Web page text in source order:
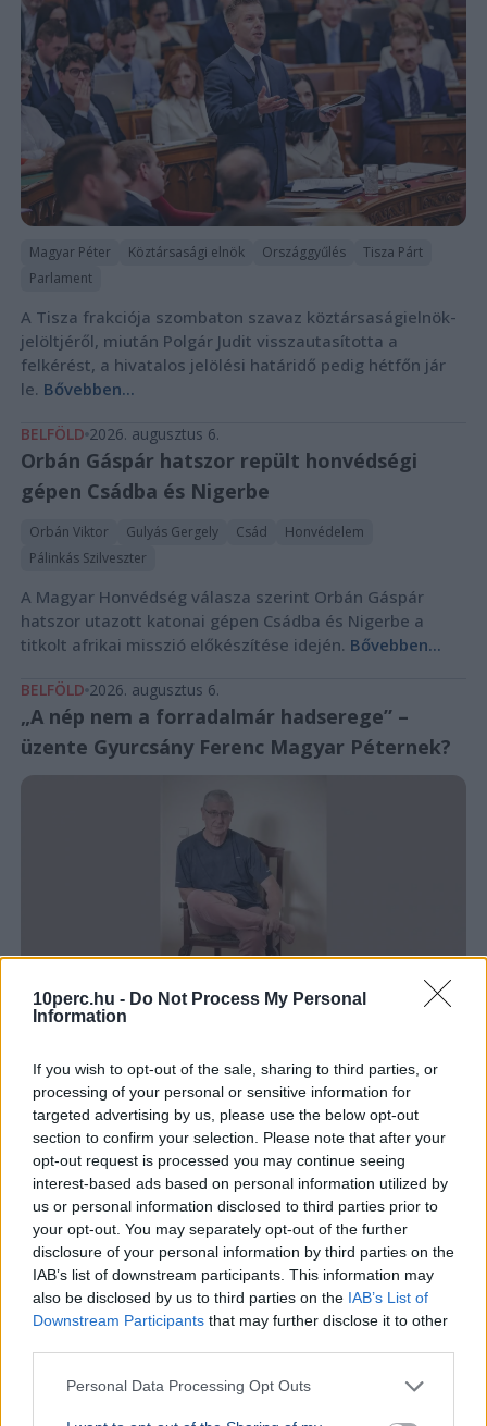
10perc.hu - Do Not Process My Personal
Information
If you wish to opt-out of the sale, sharing to third parties, or
processing of your personal or sensitive information for
targeted advertising by us, please use the below opt-out
section to confirm your selection. Please note that after your
opt-out request is processed you may continue seeing
interest-based ads based on personal information utilized by
us or personal information disclosed to third parties prior to
your opt-out. You may separately opt-out of the further
disclosure of your personal information by third parties on the
IAB’s list of downstream participants. This information may
also be disclosed by us to third parties on the IAB’s List of
Downstream Participants that may further disclose it to other
Personal Data Processing Opt Outs
Magyar Péter Köztársasági elnök Országgyűlés
Tisza Párt
Parlament
A Tisza frakciója szombaton szavaz köztársaságielnök-
jelöltjéről, miután Polgár Judit visszautasította a
felkérést, a hivatalos jelölési határidő pedig hétfőn jár
le. Bővebben...
BELFÖLD 2026. augusztus 6.
Orbán Gáspár hatszor repült honvédségi
gépen Csádba és Nigerbe
Orbán Viktor Gulyás Gergely Csád
Honvédelem
Pálinkás Szilveszter
A Magyar Honvédség válasza szerint Orbán Gáspár
hatszor utazott katonai gépen Csádba és Nigerbe a
titkolt afrikai misszió előkészítése idején. Bővebben...
BELFÖLD 2026. augusztus 6.
„A nép nem a forradalmár hadserege” –
üzente Gyurcsány Ferenc Magyar Péternek?
Tisza Párt
Gyurcsány Ferenc Facebook-bejegyzésében arról írt,
hogy a forradalom után a nép megszerzett jogait az új
hatalom sem vonhatja vissza. Bővebben...
Rezsicsökkentés